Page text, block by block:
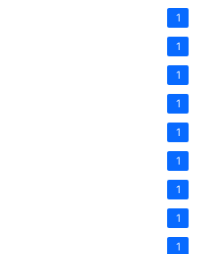
1
1
1
1
1
1
1
1
1